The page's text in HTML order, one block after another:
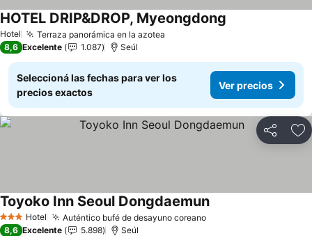
Hotel Terraza panorámica en la azotea
HOTEL DRIP&DROP, Myeongdong
8,6 Excelente 1.087 Seúl
Seleccioná las fechas para ver los
precios exactos
Ver precios
Compartir
3 Estrellas
Hotel Auténtico bufé de desayuno coreano
Toyoko Inn Seoul Dongdaemun
8,6 Excelente 5.898 Seúl